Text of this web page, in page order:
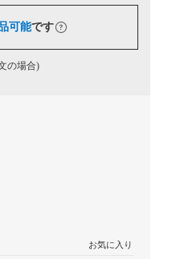
可能です
の場合)
お気に入り